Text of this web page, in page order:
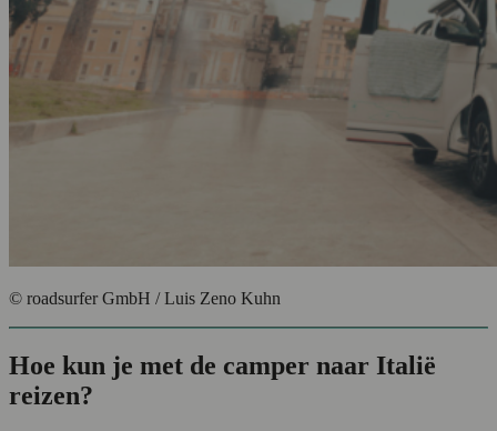
© roadsurfer GmbH / Luis Zeno Kuhn
Hoe kun je met de camper naar Italië
reizen?